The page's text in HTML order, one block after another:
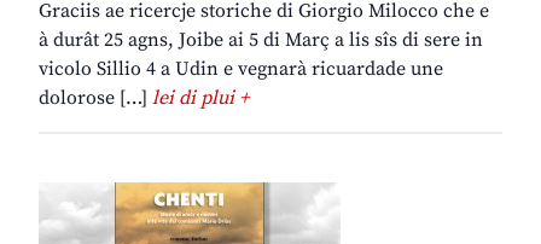
Graciis ae ricercje storiche di Giorgio Milocco che e
à durât 25 agns, Joibe ai 5 di Març a lis sîs di sere in
vicolo Sillio 4 a Udin e vegnarà ricuardade une
dolorose […] lei di plui +